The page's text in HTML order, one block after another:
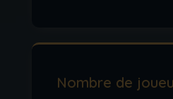
Nombre de